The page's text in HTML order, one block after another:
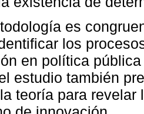
es
los
en política
estudio también
teoría para